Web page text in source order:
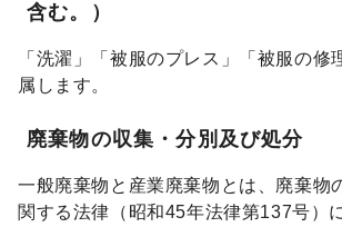
含む。）
「洗濯」「被服のプレス」「被服の修
属します。
廃棄物の収集・分別及び処分
一般廃棄物と産業廃棄物とは、廃棄物
関する法律（昭和45年法律第137号）